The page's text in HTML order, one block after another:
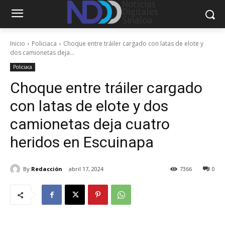
Inicio Policiaca
Choque entre tráiler cargado con latas de elote y
dos camionetas deja...
Policiaca
Choque entre tráiler cargado
con latas de elote y dos
camionetas deja cuatro
heridos en Escuinapa
By Redacción abril 17, 2024 0
7366